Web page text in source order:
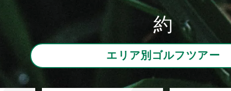
約
エリア別ゴルフツアー